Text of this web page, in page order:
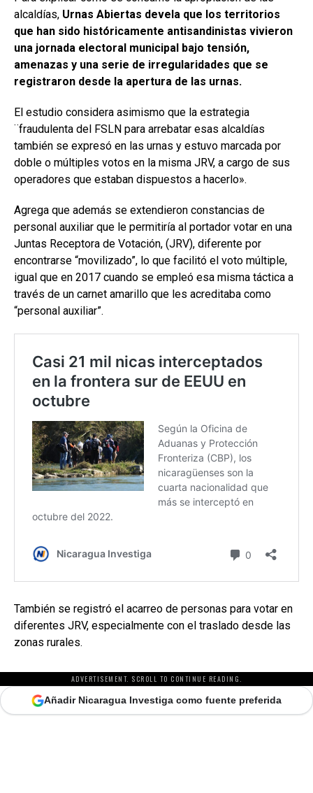
alcaldías, Urnas Abiertas devela que los territorios
que han sido históricamente antisandinistas vivieron
una jornada electoral municipal bajo tensión,
amenazas y una serie de irregularidades que se
registraron desde la apertura de las urnas.
El estudio considera asimismo que la estrategia
¨fraudulenta del FSLN para arrebatar esas alcaldías
también se expresó en las urnas y estuvo marcada por
doble o múltiples votos en la misma JRV, a cargo de sus
operadores que estaban dispuestos a hacerlo».
Agrega que además se extendieron constancias de
personal auxiliar que le permitiría al portador votar en una
Juntas Receptora de Votación, (JRV), diferente por
encontrarse “movilizado”, lo que facilitó el voto múltiple,
igual que en 2017 cuando se empleó esa misma táctica a
través de un carnet amarillo que les acreditaba como
“personal auxiliar”.
También se registró el acarreo de personas para votar en
diferentes JRV, especialmente con el traslado desde las
zonas rurales.
ADVERTISEMENT. SCROLL TO CONTINUE READING.
Añadir Nicaragua Investiga como fuente preferida